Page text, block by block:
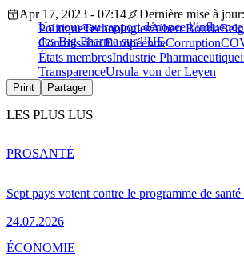
Un nouveau rapport dénonce l’influence
des Big Pharma sur l’UE
Apr 17, 2023 - 07:14
Dernière mise à
PolitiqueTechnologiesAlbert Bourla
Commission EuropéenneCorruption
États membresIndustrie Pharmaceutique
TransparenceUrsula von der Leyen
Print Partager
LES PLUS LUS
Sept pays votent contre le programme de
24.07.2026
PROSANTÉ
ÉCONOMIE